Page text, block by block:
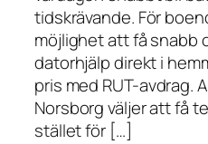
tidskrävande. För
möjlighet att få snabb
datorhjälp direkt i
pris med RUT-avdrag.
Norsborg väljer att få
stället för […]